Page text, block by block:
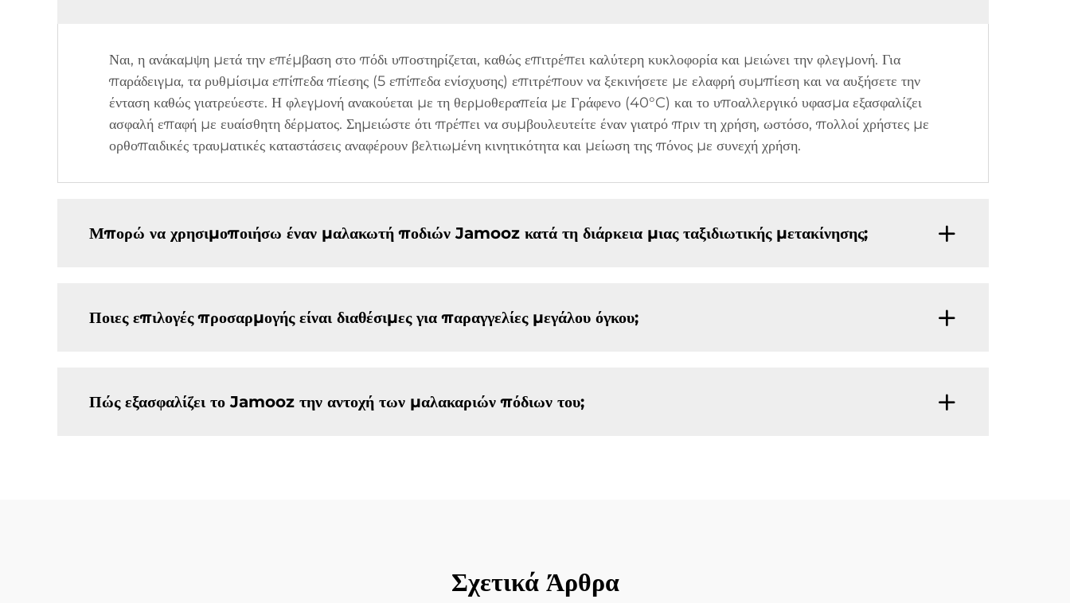
Ναι, η ανάκαμψη μετά την επέμβαση στο πόδι υποστηρίζεται, καθώς επιτρέπει καλύτερη κυκλοφορία και μειώνει την φλεγμονή. Για
παράδειγμα, τα ρυθμίσιμα επίπεδα πίεσης (5 επίπεδα ενίσχυσης) επιτρέπουν να ξεκινήσετε με ελαφρή συμπίεση και να αυξήσετε την
ένταση καθώς γιατρεύεστε. Η φλεγμονή ανακούεται με τη θερμοθεραπεία με Γράφενο (40°C) και το υποαλλεργικό υφασμα εξασφαλίζει
ασφαλή επαφή με ευαίσθητη δέρματος. Σημειώστε ότι πρέπει να συμβουλευτείτε έναν γιατρό πριν τη χρήση, ωστόσο, πολλοί χρήστες με
ορθοπαιδικές τραυματικές καταστάσεις αναφέρουν βελτιωμένη κινητικότητα και μείωση της πόνος με συνεχή χρήση.
Μπορώ να χρησιμοποιήσω έναν μαλακωτή ποδιών Jamooz κατά τη διάρκεια μιας ταξιδιωτικής μετακίνησης;
Ποιες επιλογές προσαρμογής είναι διαθέσιμες για παραγγελίες μεγάλου όγκου;
Πώς εξασφαλίζει το Jamooz την αντοχή των μαλακαριών πόδιων του;
Σχετικά Άρθρα